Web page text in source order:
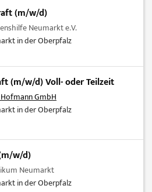
(m/w/d)
Neumarkt e.V.
in der Oberpfalz
(m/w/d) Voll- oder Teilzeit
Hofmann GmbH
in der Oberpfalz
w/d)
Neumarkt
in der Oberpfalz